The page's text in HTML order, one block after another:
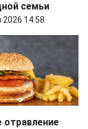
семьи
14:58
отравление